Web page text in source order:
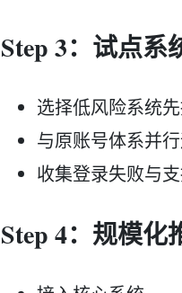
Step 3：试点系
选择低风险系统
与原账号体系并
收集登录失败与
Step 4：规模化